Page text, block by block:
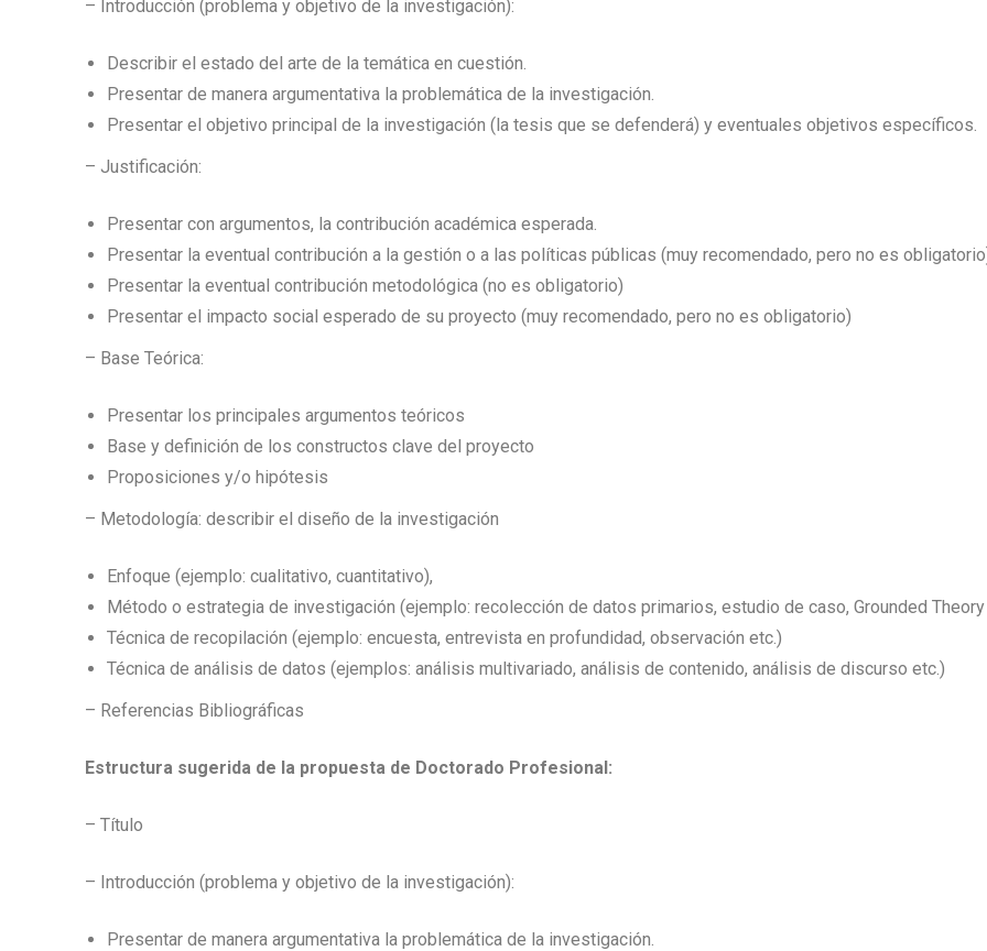
– Introducción (problema y objetivo de la investigación):
Describir el estado del arte de la temática en cuestión.
Presentar de manera argumentativa la problemática de la investigación.
Presentar el objetivo principal de la investigación (la tesis que se defenderá) y eventuales objetivos específicos.
– Justificación:
Presentar con argumentos, la contribución académica esperada.
Presentar la eventual contribución a la gestión o a las políticas públicas (muy recomendado, pero no es
Presentar la eventual contribución metodológica (no es obligatorio)
Presentar el impacto social esperado de su proyecto (muy recomendado, pero no es obligatorio)
– Base Teórica:
Presentar los principales argumentos teóricos
Base y definición de los constructos clave del proyecto
Proposiciones y/o hipótesis
– Metodología: describir el diseño de la investigación
Enfoque (ejemplo: cualitativo, cuantitativo),
Método o estrategia de investigación (ejemplo: recolección de datos primarios, estudio de caso, Grounded
Técnica de recopilación (ejemplo: encuesta, entrevista en profundidad, observación etc.)
Técnica de análisis de datos (ejemplos: análisis multivariado, análisis de contenido, análisis de discurso etc.)
– Referencias Bibliográficas
Estructura sugerida de la propuesta de Doctorado Profesional:
– Título
– Introducción (problema y objetivo de la investigación):
Presentar de manera argumentativa la problemática de la investigación.